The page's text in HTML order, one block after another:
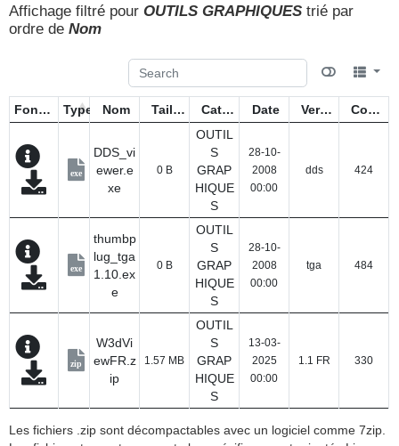
Affichage filtré pourOUTILS GRAPHIQUES trié par
ordre deNom
Fonctions Type Nom Taille Catégorie Date Version Compteur
exe
DDS_vi
ewer.e
xe
0 B
OUTIL
S
GRAP
HIQUE
S
28-10-
2008
00:00
dds 424
exe
thumbp
lug_tga
1.10.ex
e
0 B
OUTIL
S
GRAP
HIQUE
S
28-10-
2008
00:00
tga 484
zip
W3dVi
ewFR.z
ip
1.57 MB
OUTIL
S
GRAP
HIQUE
S
13-03-
2025
00:00
1.1 FR 330
Les fichiers .zip sont décompactables avec un logiciel comme 7zip.